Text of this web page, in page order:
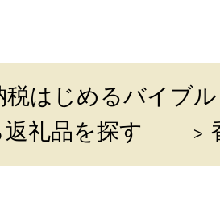
税はじめるバイブル
礼品を探す